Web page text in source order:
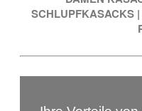
SCHLUPFKASACKS |